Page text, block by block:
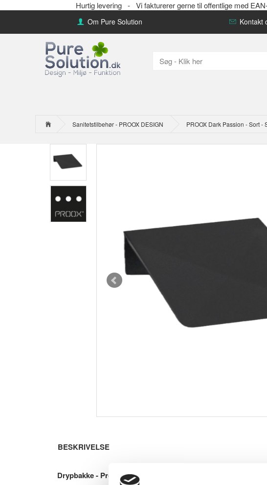
Hurtig levering - Vi fakturerer gerne til offentlige med
Om Pure Solution Kontakt
Sanitetstilbehør - PROOX DESIGN PROOX Dark Passion - Sort -
BESKRIVELSE
Drypbakke - Proox Dark Passion - Sort / Rustfri stål